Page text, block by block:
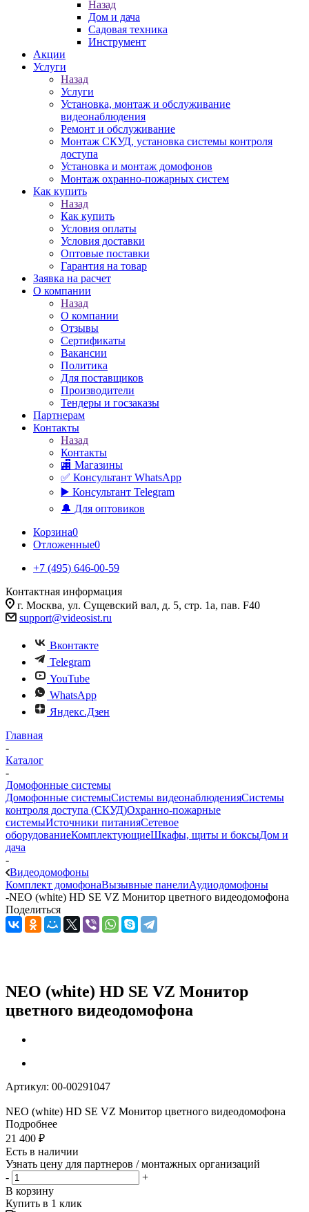
Назад
Дом и дача
Садовая техника
Инструмент
Акции
Услуги
Назад
Услуги
Установка, монтаж и обслуживание
видеонаблюдения
Ремонт и обслуживание
Монтаж СКУД, установка системы контроля
доступа
Установка и монтаж домофонов
Монтаж охранно-пожарных систем
Как купить
Назад
Как купить
Условия оплаты
Условия доставки
Оптовые поставки
Гарантия на товар
Заявка на расчет
О компании
Назад
О компании
Отзывы
Сертификаты
Вакансии
Политика
Для поставщиков
Производители
Тендеры и госзаказы
Партнерам
Контакты
Назад
Контакты
🏬 Магазины
✅️ Консультант WhatsApp
▶️ Консультант Telegram
🔔 Для оптовиков
Корзина0
Отложенные0
+7 (495) 646-00-59
Контактная информация
г. Москва, ул. Сущевский вал, д. 5, стр. 1а, пав. F40
support@videosist.ru
Вконтакте
Telegram
YouTube
WhatsApp
Яндекс.Дзен
Главная
-
Каталог
-
Домофонные системы
Домофонные системыСистемы видеонаблюденияСистемы
контроля доступа (СКУД)Охранно-пожарные
системыИсточники питанияСетевое
оборудованиеКомплектующиеШкафы, щиты и боксыДом и
дача
-
Видеодомофоны
Комплект домофонаВызывные панелиАудиодомофоны
-NEO (white) HD SE VZ Монитор цветного видеодомофона
Поделиться
NEO (white) HD SE VZ Монитор
цветного видеодомофона
Артикул: 00-00291047
NEO (white) HD SE VZ Монитор цветного видеодомофона
Подробнее
21 400 ₽
Есть в наличии
Узнать цену для партнеров / монтажных организаций
-
+
В корзину
Купить в 1 клик